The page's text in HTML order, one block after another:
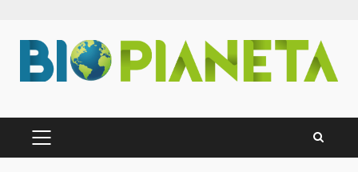
Inhalt
springen
PRIMÄRES
MENÜ